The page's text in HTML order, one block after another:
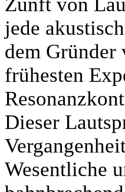
jede
dem
frühesten
Dieser
Wesentliche